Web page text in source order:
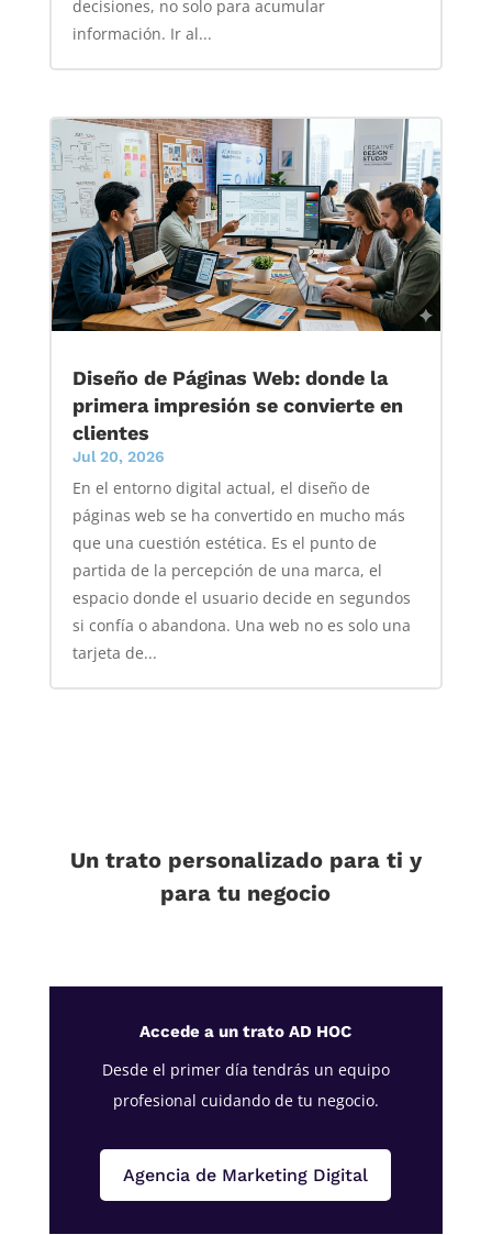
decisiones, no solo para acumular
información. Ir al...
Diseño de Páginas Web: donde la
primera impresión se convierte en
clientes
Jul 20, 2026
En el entorno digital actual, el diseño de
páginas web se ha convertido en mucho más
que una cuestión estética. Es el punto de
partida de la percepción de una marca, el
espacio donde el usuario decide en segundos
si confía o abandona. Una web no es solo una
tarjeta de...
Un trato personalizado para ti y
para tu negocio
Accede a un trato AD HOC
Desde el primer día tendrás un equipo
profesional cuidando de tu negocio.
Agencia de Marketing Digital